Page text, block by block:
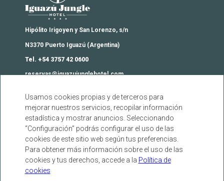
Hipólito Irigoyen y San Lorenzo, s/n
N3370 Puerto Iguazú (Argentina)
Tel. +54 3757 42 0600
reservas@iguazujunglehotel.com
Contacto
Agencias
Preguntas frecuentes
Política de Cookies
Política de privacidad
Términos Legales
Usamos cookies propias y de terceros para
mejorar nuestros servicios, recopilar información
estadística y mostrar anuncios. Seleccionando
“Configuración” podrás configurar el uso de las
cookies de este sitio web según tus preferencias.
Para obtener más información sobre el uso de las
cookies y tus derechos, accede a la Política de
cookies